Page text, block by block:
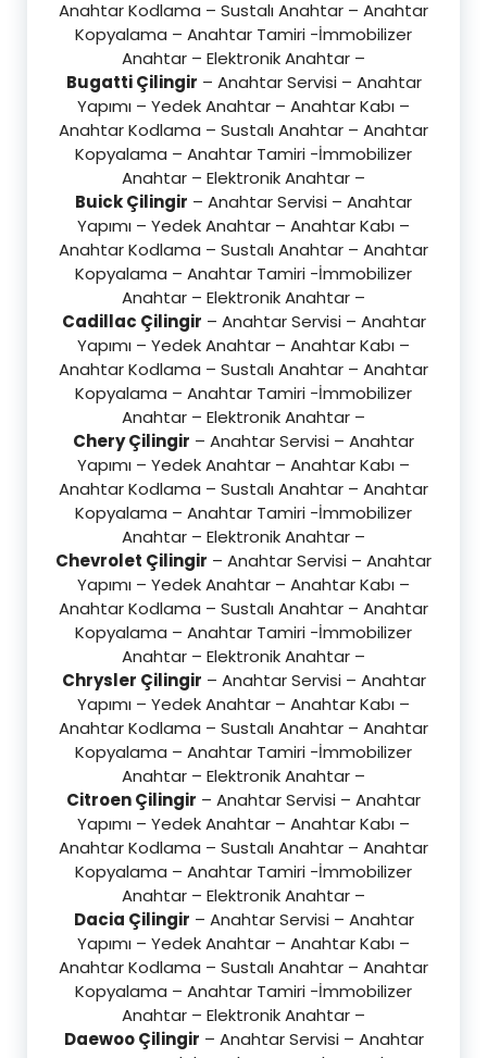
Anahtar Kodlama – Sustalı Anahtar – Anahtar
Kopyalama – Anahtar Tamiri -İmmobilizer
Anahtar – Elektronik Anahtar –
Bugatti Çilingir – Anahtar Servisi – Anahtar
Yapımı – Yedek Anahtar – Anahtar Kabı –
Anahtar Kodlama – Sustalı Anahtar – Anahtar
Kopyalama – Anahtar Tamiri -İmmobilizer
Anahtar – Elektronik Anahtar –
Buick Çilingir – Anahtar Servisi – Anahtar
Yapımı – Yedek Anahtar – Anahtar Kabı –
Anahtar Kodlama – Sustalı Anahtar – Anahtar
Kopyalama – Anahtar Tamiri -İmmobilizer
Anahtar – Elektronik Anahtar –
Cadillac Çilingir – Anahtar Servisi – Anahtar
Yapımı – Yedek Anahtar – Anahtar Kabı –
Anahtar Kodlama – Sustalı Anahtar – Anahtar
Kopyalama – Anahtar Tamiri -İmmobilizer
Anahtar – Elektronik Anahtar –
Chery Çilingir – Anahtar Servisi – Anahtar
Yapımı – Yedek Anahtar – Anahtar Kabı –
Anahtar Kodlama – Sustalı Anahtar – Anahtar
Kopyalama – Anahtar Tamiri -İmmobilizer
Anahtar – Elektronik Anahtar –
Chevrolet Çilingir – Anahtar Servisi – Anahtar
Yapımı – Yedek Anahtar – Anahtar Kabı –
Anahtar Kodlama – Sustalı Anahtar – Anahtar
Kopyalama – Anahtar Tamiri -İmmobilizer
Anahtar – Elektronik Anahtar –
Chrysler Çilingir – Anahtar Servisi – Anahtar
Yapımı – Yedek Anahtar – Anahtar Kabı –
Anahtar Kodlama – Sustalı Anahtar – Anahtar
Kopyalama – Anahtar Tamiri -İmmobilizer
Anahtar – Elektronik Anahtar –
Citroen Çilingir – Anahtar Servisi – Anahtar
Yapımı – Yedek Anahtar – Anahtar Kabı –
Anahtar Kodlama – Sustalı Anahtar – Anahtar
Kopyalama – Anahtar Tamiri -İmmobilizer
Anahtar – Elektronik Anahtar –
Dacia Çilingir – Anahtar Servisi – Anahtar
Yapımı – Yedek Anahtar – Anahtar Kabı –
Anahtar Kodlama – Sustalı Anahtar – Anahtar
Kopyalama – Anahtar Tamiri -İmmobilizer
Anahtar – Elektronik Anahtar –
Daewoo Çilingir – Anahtar Servisi – Anahtar